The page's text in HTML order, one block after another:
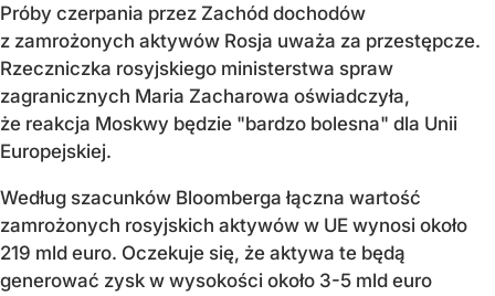
Próby czerpania przez Zachód dochodów
z zamrożonych aktywów Rosja uważa za przestępcze.
Rzeczniczka rosyjskiego ministerstwa spraw
zagranicznych Maria Zacharowa oświadczyła,
że reakcja Moskwy będzie "bardzo bolesna" dla Unii
Europejskiej.
Według szacunków Bloomberga łączna wartość
zamrożonych rosyjskich aktywów w UE wynosi około
219 mld euro. Oczekuje się, że aktywa te będą
generować zysk w wysokości około 3-5 mld euro